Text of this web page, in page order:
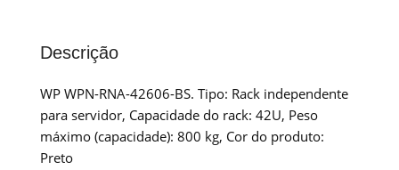
Descrição
WP WPN-RNA-42606-BS. Tipo: Rack independente
para servidor, Capacidade do rack: 42U, Peso
máximo (capacidade): 800 kg, Cor do produto:
Preto